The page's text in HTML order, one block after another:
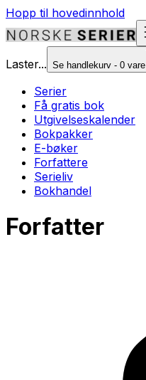
Hopp til hovedinnhold
Laster... Se handlekurv - 0 vare
Serier
Få gratis bok
Utgivelseskalender
Bokpakker
E-bøker
Forfattere
Serieliv
Bokhandel
Forfatter